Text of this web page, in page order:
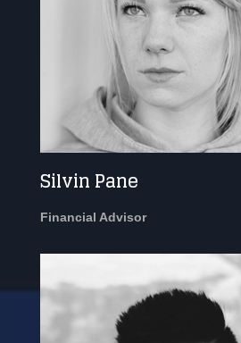
Silvin Pane
Financial Advisor